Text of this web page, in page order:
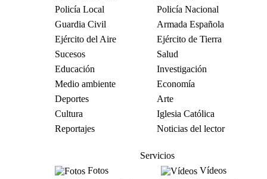
Policía Local
Policía Nacional
Guardia Civil
Armada Española
Ejército del Aire
Ejército de Tierra
Sucesos
Salud
Educación
Investigación
Medio ambiente
Economía
Deportes
Arte
Cultura
Iglesia Católica
Reportajes
Noticias del lector
Servicios
Fotos
Vídeos